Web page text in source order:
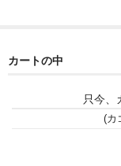
Marcel
カートの中
只今、
(カ